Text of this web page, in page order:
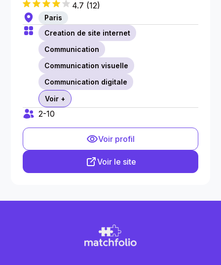
4.7 (12)
Paris
Creation de site internet
Communication
Communication visuelle
Communication digitale
Voir +
2-10
Voir profil
Voir le site